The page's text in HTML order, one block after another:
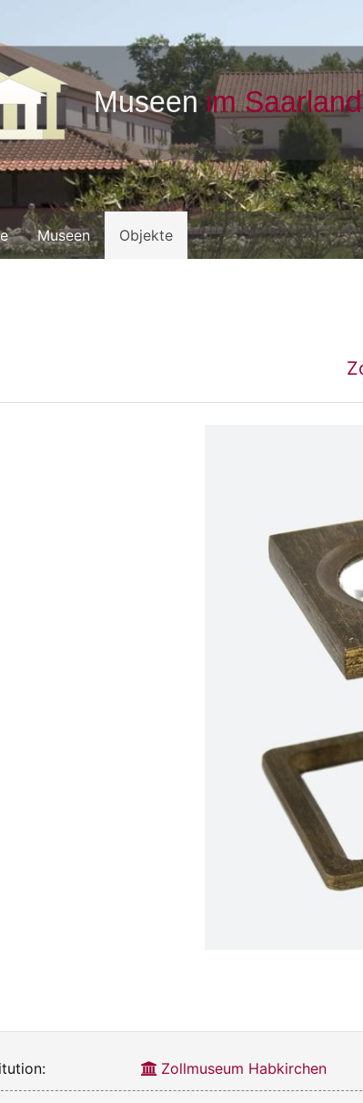
Museen Objekte
Zollmuseum Habkirchen